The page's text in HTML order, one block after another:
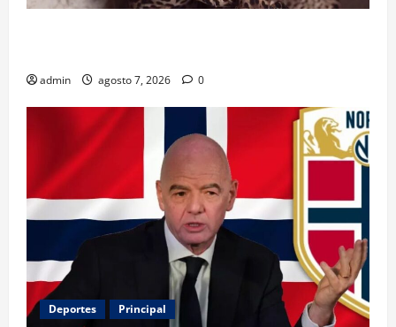
admin agosto 7, 2026 0
Deportes Principal